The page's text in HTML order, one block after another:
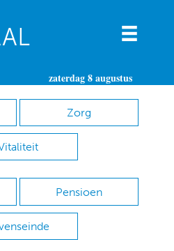
zaterdag 8 augustus
Zorg
Pensioen